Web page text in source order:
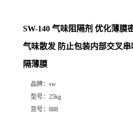
SW-140 气味阻隔剂 优化薄膜
气味散发 防止包装内部交叉串
隔薄膜
品牌： sw
型号： 25kg
货号： 888